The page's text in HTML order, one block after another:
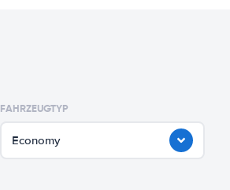
FAHRZEUGTYP
Economy